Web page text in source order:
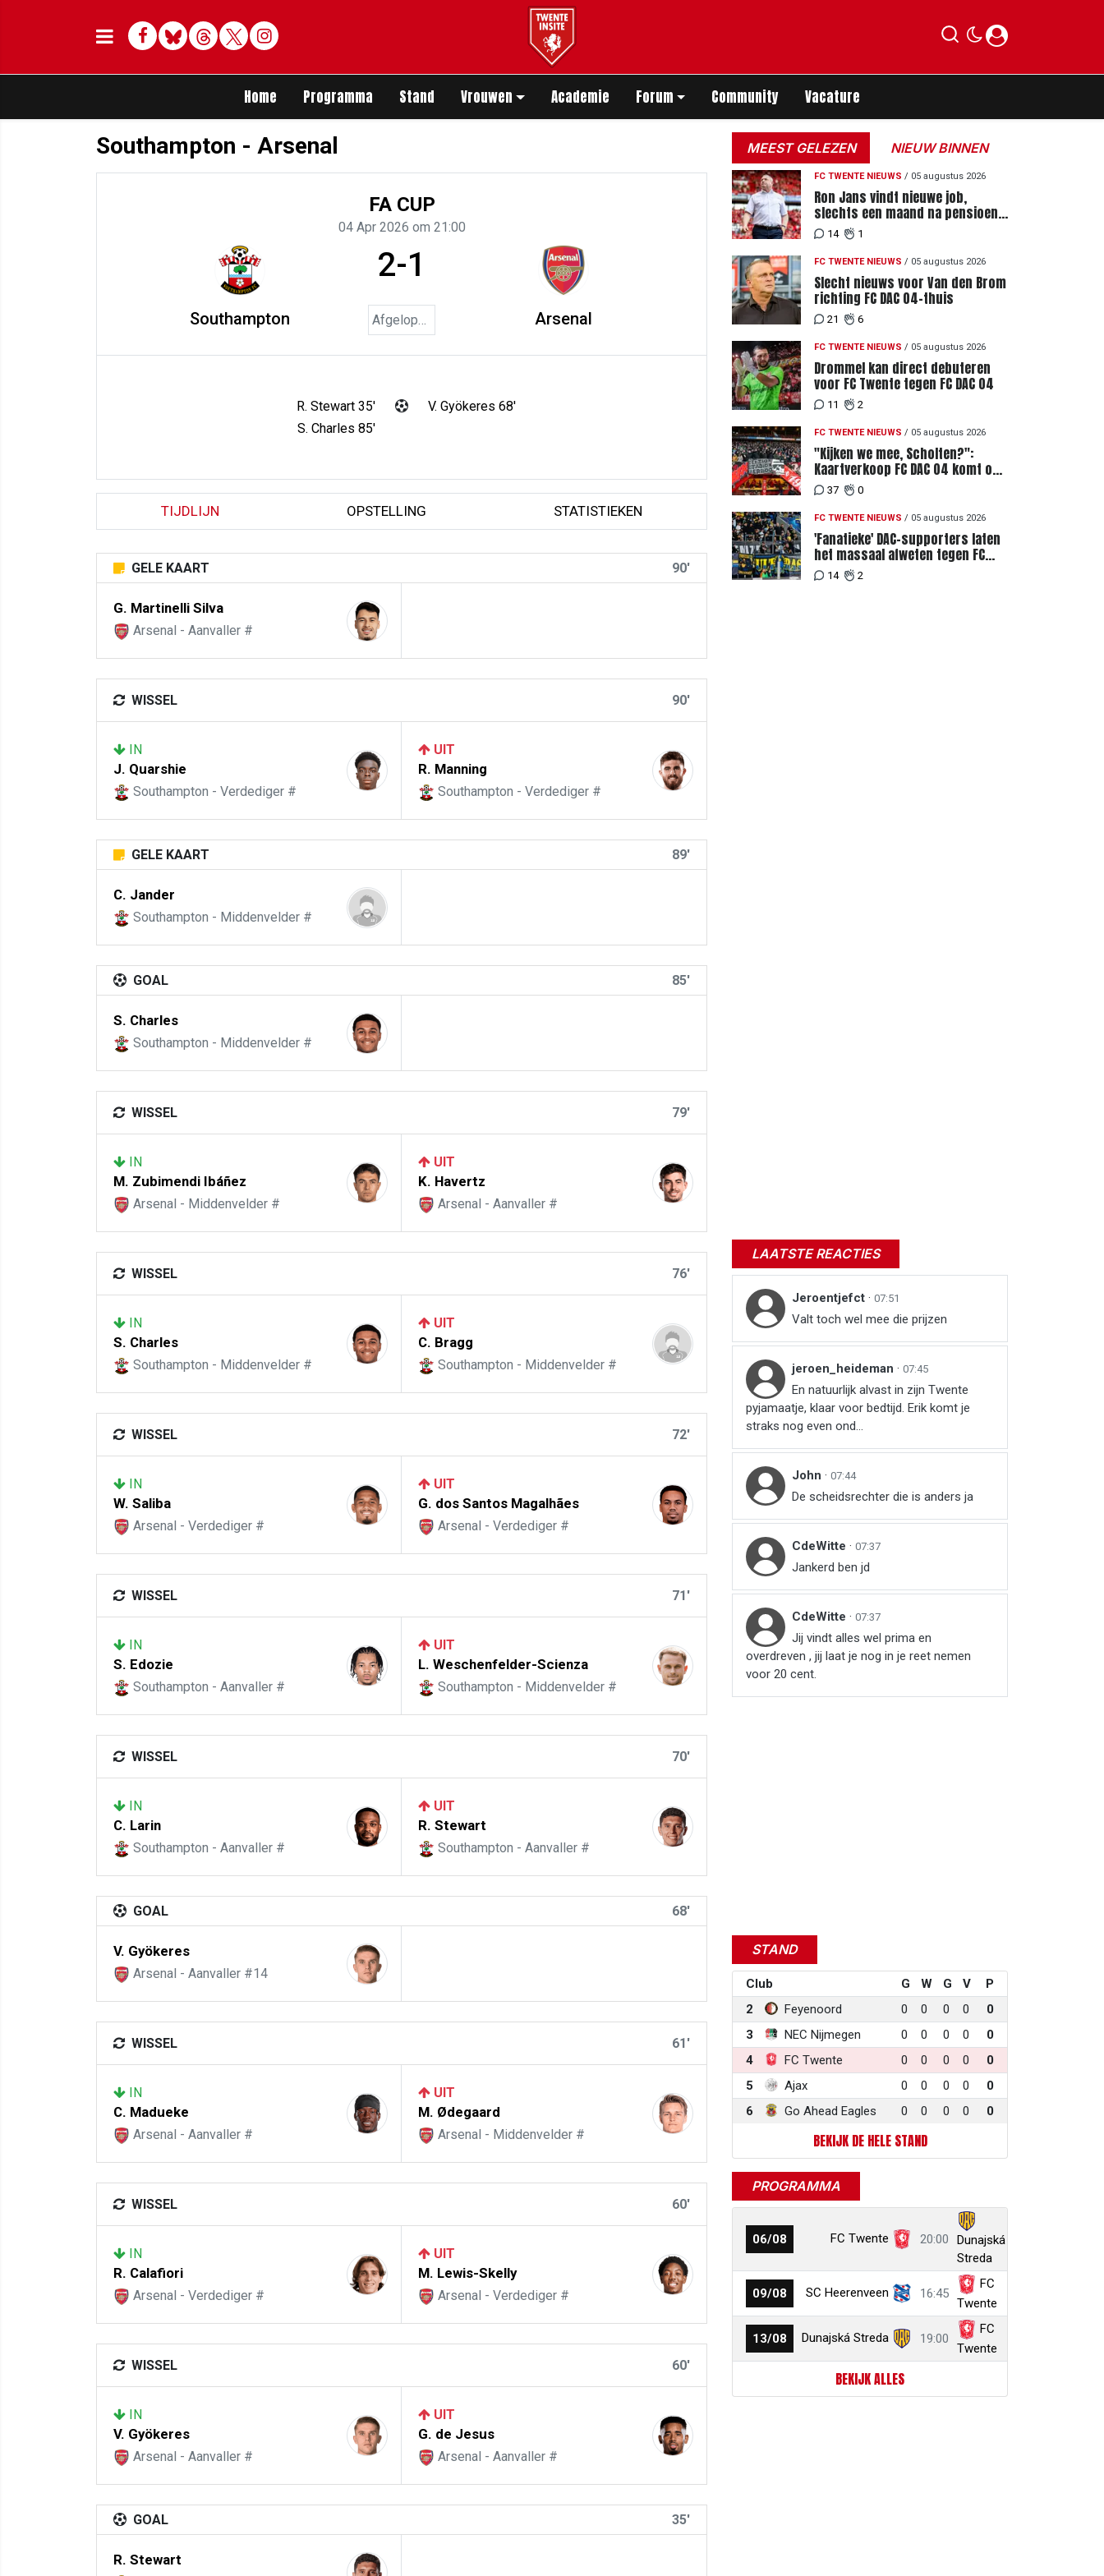
Facebook
BlueskyThreadsTwitterDelen op Whatsapp
Home Programma Stand Vrouwen Academie Forum Community Vacature
Southampton - Arsenal
FA CUP
04 Apr 2026 om 21:00
Southampton
2-1
Arsenal
R. Stewart 35'
S. Charles 85'
V. Gyökeres 68'
TIJDLIJN OPSTELLING STATISTIEKEN
GELE KAART 90'
G. Martinelli Silva
Arsenal - Aanvaller #
WISSEL 90'
IN
J. Quarshie
Southampton - Verdediger #
UIT
R. Manning
Southampton - Verdediger #
GELE KAART 89'
C. Jander
Southampton - Middenvelder #
GOAL 85'
S. Charles
Southampton - Middenvelder #
WISSEL 79'
IN
M. Zubimendi Ibáñez
Arsenal - Middenvelder #
UIT
K. Havertz
Arsenal - Aanvaller #
WISSEL 76'
IN
S. Charles
Southampton - Middenvelder #
UIT
C. Bragg
Southampton - Middenvelder #
WISSEL 72'
IN
W. Saliba
Arsenal - Verdediger #
UIT
G. dos Santos Magalhães
Arsenal - Verdediger #
WISSEL 71'
IN
S. Edozie
Southampton - Aanvaller #
UIT
L. Weschenfelder-Scienza
Southampton - Middenvelder #
WISSEL 70'
IN
C. Larin
Southampton - Aanvaller #
UIT
R. Stewart
Southampton - Aanvaller #
GOAL 68'
V. Gyökeres
Arsenal - Aanvaller #14
WISSEL 61'
IN
C. Madueke
Arsenal - Aanvaller #
UIT
M. Ødegaard
Arsenal - Middenvelder #
WISSEL 60'
IN
R. Calafiori
Arsenal - Verdediger #
UIT
M. Lewis-Skelly
Arsenal - Verdediger #
WISSEL 60'
IN
V. Gyökeres
Arsenal - Aanvaller #
UIT
G. de Jesus
Arsenal - Aanvaller #
GOAL 35'
R. Stewart
MEEST GELEZEN NIEUW BINNEN
FC TWENTE NIEUWS / 05 augustus 2026
Ron Jans vindt nieuwe job,
slechts een maand na pensioen
als hoofdtrainer
14 1
FC TWENTE NIEUWS / 05 augustus 2026
Slecht nieuws voor Van den Brom
richting FC DAC 04-thuis
21 6
FC TWENTE NIEUWS / 05 augustus 2026
Drommel kan direct debuteren
voor FC Twente tegen FC DAC 04
11 2
FC TWENTE NIEUWS / 05 augustus 2026
"Kijken we mee, Scholten?":
Kaartverkoop FC DAC 04 komt op
gang, supporters niet blij met
ticketprijzen
37 0
FC TWENTE NIEUWS / 05 augustus 2026
'Fanatieke' DAC-supporters laten
het massaal afweten tegen FC
Twente
14 2
LAATSTE REACTIES
Jeroentjefct · 07:51
Valt toch wel mee die prijzen
jeroen_heideman · 07:45
En natuurlijk alvast in zijn Twente
pyjamaatje, klaar voor bedtijd. Erik komt je
straks nog even ond...
John · 07:44
De scheidsrechter die is anders ja
CdeWitte · 07:37
Jankerd ben jd
CdeWitte · 07:37
Jij vindt alles wel prima en
overdreven , jij laat je nog in je reet nemen
voor 20 cent.
STAND
Club G W G V
P
2
Feyenoord 0 0 0 0
0
3
NEC Nijmegen 0 0 0 0
0
4
FC Twente 0 0 0 0
0
5
Ajax 0 0 0 0
0
6
Go Ahead Eagles 0 0 0 0 0
BEKIJK DE HELE STAND
PROGRAMMA
06/08 FC Twente 20:00
Dunajská
Streda
09/08 SC Heerenveen 16:45
FC
Twente
13/08 Dunajská Streda 19:00
FC
Twente
BEKIJK ALLES